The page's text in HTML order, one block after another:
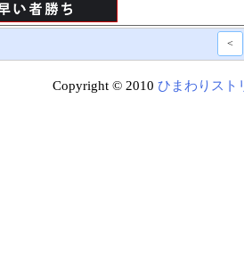
<
Copyright © 2010 ひまわりスト